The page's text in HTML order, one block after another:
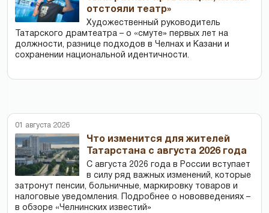
отстояли театр»
Художественный руководитель
Татарского драмтеатра – о «смуте» первых лет на
должности, разнице подходов в Челнах и Казани и
сохранении национальной идентичности.
01 августа 2026
Что изменится для жителей
Татарстана с августа 2026 года
С августа 2026 года в России вступает
в силу ряд важных изменений, которые
затронут пенсии, больничные, маркировку товаров и
налоговые уведомления. Подробнее о нововведениях –
в обзоре «Челнинских известий»